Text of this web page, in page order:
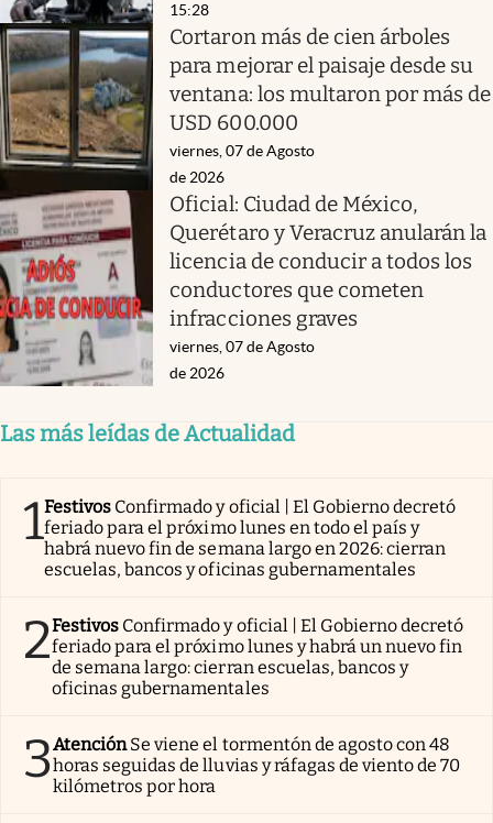
15:28
Cortaron más de cien árboles
para mejorar el paisaje desde su
ventana: los multaron por más de
USD 600.000
viernes, 07 de Agosto
de 2026
Oficial: Ciudad de México,
Querétaro y Veracruz anularán la
licencia de conducir a todos los
conductores que cometen
infracciones graves
viernes, 07 de Agosto
de 2026
Las más leídas de Actualidad
1Festivos Confirmado y oficial | El Gobierno decretó
feriado para el próximo lunes en todo el país y
habrá nuevo fin de semana largo en 2026: cierran
escuelas, bancos y oficinas gubernamentales
2Festivos Confirmado y oficial | El Gobierno decretó
feriado para el próximo lunes y habrá un nuevo fin
de semana largo: cierran escuelas, bancos y
oficinas gubernamentales
3AtenciónSe viene el tormentón de agosto con 48
horas seguidas de lluvias y ráfagas de viento de 70
kilómetros por hora